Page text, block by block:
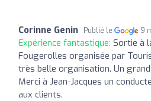
Corinne Genin Publié le 9
Expérience fantastique: Sortie à
Fougerolles organisée par
très belle organisation. Un
Merci à Jean-Jacques un
aux clients.